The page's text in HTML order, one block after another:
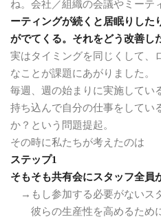
ね。会社／組織の会議やミーテ
ーティングが続くと居眠りした
がでてくる。それをどう改善し
実はタイミングを同じくして、
なことが課題にあがりました。
毎週、週の始まりに実施してい
持ち込んで自分の仕事をしてい
か？という問題提起。
その時に私たちが考えたのは
ステップ1
そもそも共有会にスタッフ全員
→もし参加する必要がないス
彼らの生産性を高めるため